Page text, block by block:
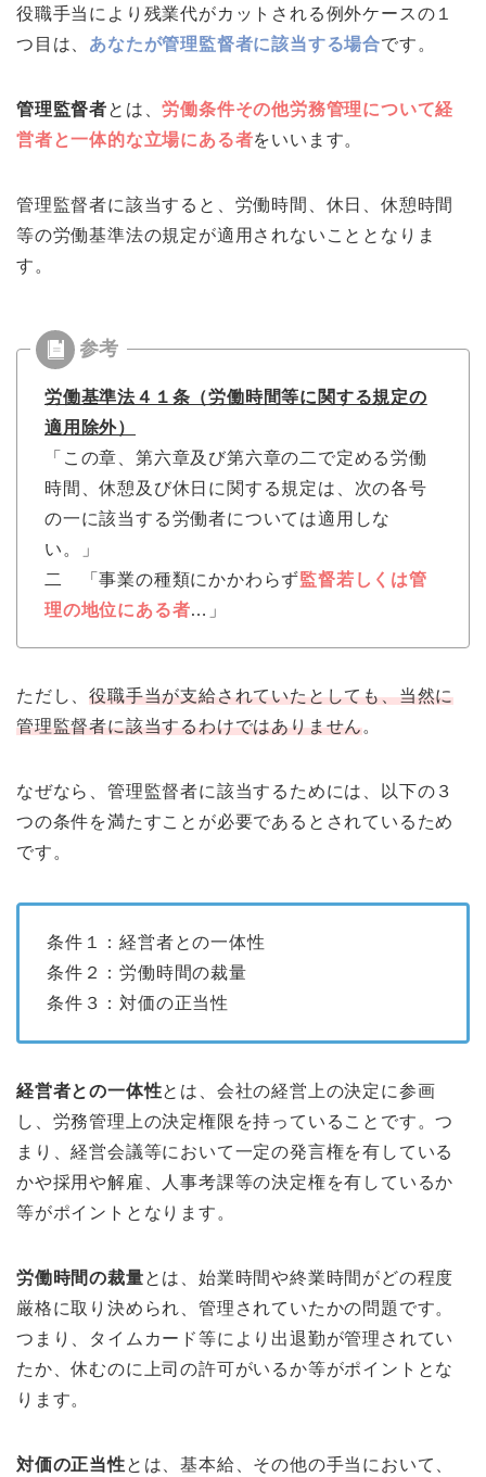
役職手当により残業代がカットされる例外ケースの１
つ目は、 あなたが管理監督者に該当する場合です。
管理監督者とは、労働条件その他労務管理について経
営者と一体的な立場にある者をいいます。
管理監督者に該当すると、労働時間、休日、休憩時間
等の労働基準法の規定が適用されないこととなりま
す。
労働基準法４１条（労働時間等に関する規定の
適用除外）
「この章、第六章及び第六章の二で定める労働
時間、休憩及び休日に関する規定は、次の各号
の一に該当する労働者については適用しな
い。」
二 「事業の種類にかかわらず監督若しくは管
理の地位にある者…」
ただし、役職手当が支給されていたとしても、当然に
管理監督者に該当するわけではありません。
なぜなら、管理監督者に該当するためには、以下の３
つの条件を満たすことが必要であるとされているため
です。
条件１：経営者との一体性
条件２：労働時間の裁量
条件３：対価の正当性
経営者との一体性とは、会社の経営上の決定に参画
し、労務管理上の決定権限を持っていることです。つ
まり、経営会議等において一定の発言権を有している
かや採用や解雇、人事考課等の決定権を有しているか
等がポイントとなります。
労働時間の裁量とは、始業時間や終業時間がどの程度
厳格に取り決められ、管理されていたかの問題です。
つまり、タイムカード等により出退勤が管理されてい
たか、休むのに上司の許可がいるか等がポイントとな
ります。
対価の正当性とは、基本給、その他の手当において、